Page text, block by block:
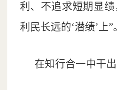
利、不追求短期显
利民长远的‘潜绩’上”。
在知行合一中干